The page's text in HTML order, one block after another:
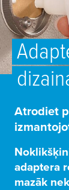
Atrodiet
adaptera
mazāk